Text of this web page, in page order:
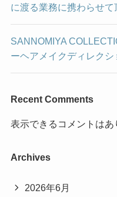
に渡る業務に携わらせ
SANNOMIYA
ーヘアメイクディレク
Recent Comments
表示できるコメントはあ
Archives
2026年6月